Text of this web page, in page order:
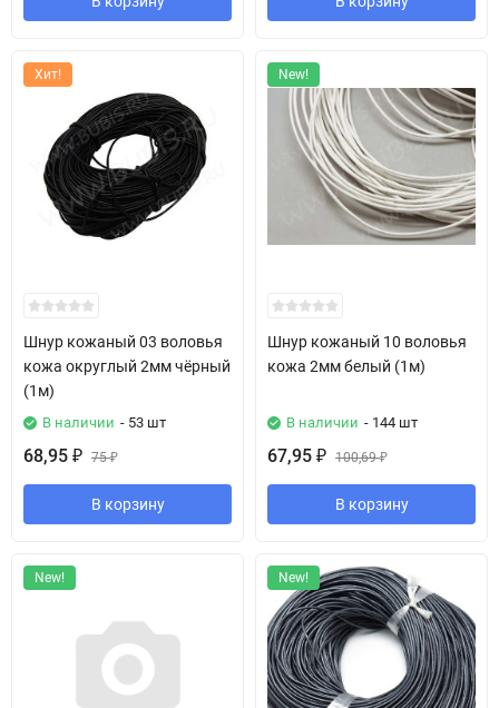
Хит!
Шнур кожаный 03 воловья
кожа округлый 2мм чёрный
(1м)
В наличии - 53 шт
68,95 ₽ 75₽
В корзину
New!
Шнур кожаный 10 воловья
кожа 2мм белый (1м)
В наличии - 144 шт
67,95 ₽ 100,69₽
В корзину
New! New!